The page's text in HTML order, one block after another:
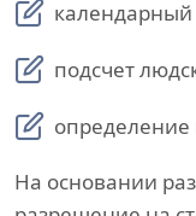
календарный
подсчет
На основании